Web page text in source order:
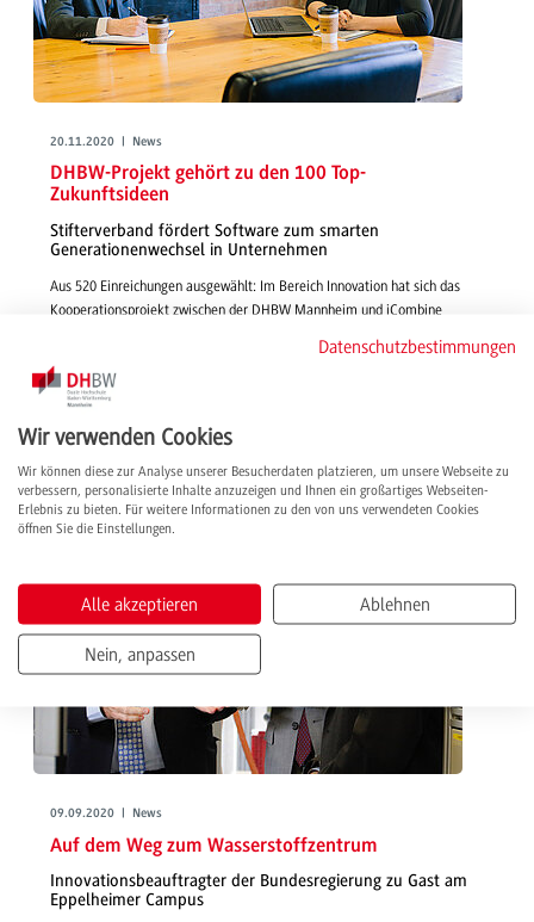
20.11.2020 | News
DHBW-Projekt gehört zu den 100 Top-
Zukunftsideen
Stifterverband fördert Software zum smarten
Generationenwechsel in Unternehmen
Aus 520 Einreichungen ausgewählt: Im Bereich Innovation hat sich das
Kooperationsprojekt zwischen der DHBW Mannheim und iCombine
geförderten Projekten, sondern gehört zu den 100 Finalisten der
Jubiläumsinitiative des Stifterverbands.
weiterlesen
09.09.2020 | News
Auf dem Weg zum Wasserstoffzentrum
Innovationsbeauftragter der Bundesregierung zu Gast am
Eppelheimer Campus
Datenschutzbestimmungen
Wir verwenden Cookies
Wir können diese zur Analyse unserer Besucherdaten platzieren, um unsere Webseite zu
verbessern, personalisierte Inhalte anzuzeigen und Ihnen ein großartiges Webseiten-
Erlebnis zu bieten. Für weitere Informationen zu den von uns verwendeten Cookies
öffnen Sie die Einstellungen.
Alle akzeptieren Ablehnen
Nein, anpassen